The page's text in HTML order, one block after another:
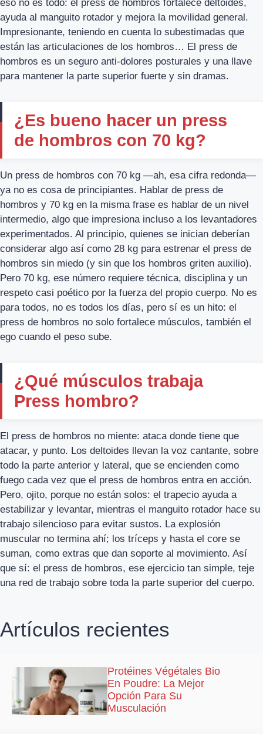
eso no es todo: el press de hombros fortalece deltoides,
ayuda al manguito rotador y mejora la movilidad general.
Impresionante, teniendo en cuenta lo subestimadas que
están las articulaciones de los hombros… El press de
hombros es un seguro anti-dolores posturales y una llave
para mantener la parte superior fuerte y sin dramas.
¿Es bueno hacer un press
de hombros con 70 kg?
Un press de hombros con 70 kg —ah, esa cifra redonda—
ya no es cosa de principiantes. Hablar de press de
hombros y 70 kg en la misma frase es hablar de un nivel
intermedio, algo que impresiona incluso a los levantadores
experimentados. Al principio, quienes se inician deberían
considerar algo así como 28 kg para estrenar el press de
hombros sin miedo (y sin que los hombros griten auxilio).
Pero 70 kg, ese número requiere técnica, disciplina y un
respeto casi poético por la fuerza del propio cuerpo. No es
para todos, no es todos los días, pero sí es un hito: el
press de hombros no solo fortalece músculos, también el
ego cuando el peso sube.
¿Qué músculos trabaja
Press hombro?
El press de hombros no miente: ataca donde tiene que
atacar, y punto. Los deltoides llevan la voz cantante, sobre
todo la parte anterior y lateral, que se encienden como
fuego cada vez que el press de hombros entra en acción.
Pero, ojito, porque no están solos: el trapecio ayuda a
estabilizar y levantar, mientras el manguito rotador hace su
trabajo silencioso para evitar sustos. La explosión
muscular no termina ahí; los tríceps y hasta el core se
suman, como extras que dan soporte al movimiento. Así
que sí: el press de hombros, ese ejercicio tan simple, teje
una red de trabajo sobre toda la parte superior del cuerpo.
Artículos recientes
Protéines Végétales Bio
En Poudre: La Mejor
Opción Para Su
Musculación